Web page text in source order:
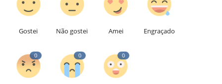
Gostei Não gostei Amei Engraçado
0 0 0